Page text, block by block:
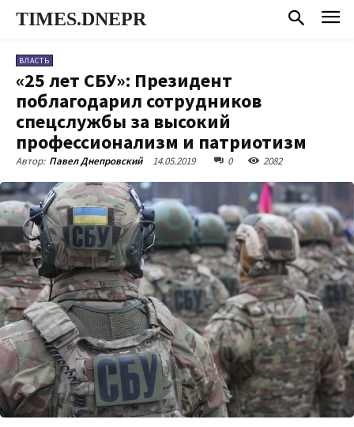
TIMES.DNEPR
ВЛАСТЬ
«25 лет СБУ»: Президент
поблагодарил сотрудников
спецслужбы за высокий
профессионализм и патриотизм
Автор: Павел Днепровский 14.05.2019 0 2082